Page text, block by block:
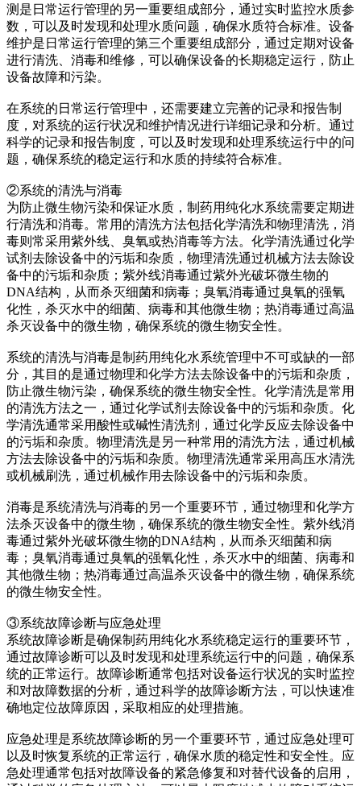
测是日常运行管理的另一重要组成部分，通过实时监控水质参
数，可以及时发现和处理水质问题，确保水质符合标准。设备
维护是日常运行管理的第三个重要组成部分，通过定期对设备
进行清洗、消毒和维修，可以确保设备的长期稳定运行，防止
设备故障和污染。
在系统的日常运行管理中，还需要建立完善的记录和报告制
度，对系统的运行状况和维护情况进行详细记录和分析。通过
科学的记录和报告制度，可以及时发现和处理系统运行中的问
题，确保系统的稳定运行和水质的持续符合标准。
②系统的清洗与消毒
为防止微生物污染和保证水质，制药用纯化水系统需要定期进
行清洗和消毒。常用的清洗方法包括化学清洗和物理清洗，消
毒则常采用紫外线、臭氧或热消毒等方法。化学清洗通过化学
试剂去除设备中的污垢和杂质，物理清洗通过机械方法去除设
备中的污垢和杂质；紫外线消毒通过紫外光破坏微生物的
DNA结构，从而杀灭细菌和病毒；臭氧消毒通过臭氧的强氧
化性，杀灭水中的细菌、病毒和其他微生物；热消毒通过高温
杀灭设备中的微生物，确保系统的微生物安全性。
系统的清洗与消毒是制药用纯化水系统管理中不可或缺的一部
分，其目的是通过物理和化学方法去除设备中的污垢和杂质，
防止微生物污染，确保系统的微生物安全性。化学清洗是常用
的清洗方法之一，通过化学试剂去除设备中的污垢和杂质。化
学清洗通常采用酸性或碱性清洗剂，通过化学反应去除设备中
的污垢和杂质。物理清洗是另一种常用的清洗方法，通过机械
方法去除设备中的污垢和杂质。物理清洗通常采用高压水清洗
或机械刷洗，通过机械作用去除设备中的污垢和杂质。
消毒是系统清洗与消毒的另一个重要环节，通过物理和化学方
法杀灭设备中的微生物，确保系统的微生物安全性。紫外线消
毒通过紫外光破坏微生物的DNA结构，从而杀灭细菌和病
毒；臭氧消毒通过臭氧的强氧化性，杀灭水中的细菌、病毒和
其他微生物；热消毒通过高温杀灭设备中的微生物，确保系统
的微生物安全性。
③系统故障诊断与应急处理
系统故障诊断是确保制药用纯化水系统稳定运行的重要环节，
通过故障诊断可以及时发现和处理系统运行中的问题，确保系
统的正常运行。故障诊断通常包括对设备运行状况的实时监控
和对故障数据的分析，通过科学的故障诊断方法，可以快速准
确地定位故障原因，采取相应的处理措施。
应急处理是系统故障诊断的另一个重要环节，通过应急处理可
以及时恢复系统的正常运行，确保水质的稳定性和安全性。应
急处理通常包括对故障设备的紧急修复和对替代设备的启用，